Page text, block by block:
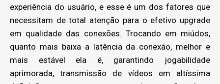
experiência do usuário, e esse é um dos fatores que
necessitam de total atenção para o efetivo upgrade
em qualidade das conexões. Trocando em miúdos,
quanto mais baixa a latência da conexão, melhor e
mais estável ela é, garantindo jogabilidade
aprimorada, transmissão de vídeos em altíssima